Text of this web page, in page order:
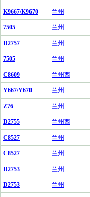
K9667/K9670 兰州
7505 兰州
D2757 兰州
7505 兰州
C8609 兰州西
Y667/Y670 兰州
Z76 兰州
D2755 兰州西
C8527 兰州
C8527 兰州
D2753 兰州
D2753 兰州